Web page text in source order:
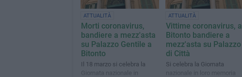
ATTUALITÀ
Morti coronavirus,
bandiere a mezz'asta
su Palazzo Gentile a
Bitonto
Il 18 marzo si celebra la
Giornata nazionale in
ATTUALITÀ
Vittime coronavirus, a
Bitonto bandiere a
mezz'asta su Palazzo
di Città
Si celebra la Giornata
nazionale in loro memoria